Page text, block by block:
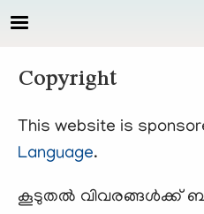
Skip to main content
Copyright
This website is
Language.
കൂടുതല്‍ വിവരങ്ങള്‍ക്ക്